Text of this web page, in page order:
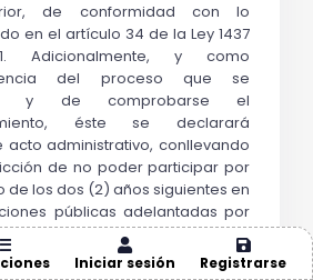
de conformidad con lo
en el artículo 34 de la Ley 1437
Adicionalmente, y como
del proceso que se
y de comprobarse el
éste se declarará
acto administrativo, conllevando
de no poder participar por
de los dos (2) años siguientes en
públicas adelantadas por
Arte a la KY.
Iniciar sesión Registrarse